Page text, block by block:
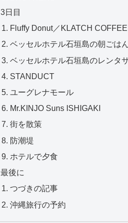
3日目
Fluffy Donut／KLATCH COFFEE
ベッセルホテル石垣島の朝ごは
ベッセルホテル石垣島のレンタ
STANDUCT
ユーグレナモール
Mr.KINJO Suns ISHIGAKI
街を散策
防潮堤
ホテルで夕食
最後に
つづきの記事
沖縄旅行の予約